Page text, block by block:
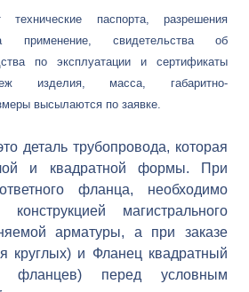
паспорта, разрешения
применение, свидетельства об
по эксплуатации и сертификаты
изделия, масса, габаритно-
высылаются по заявке.
деталь трубопровода, которая
и квадратной формы. При
фланца, необходимо
конструкцией магистрального
арматуры, а при заказе
круглых) и Фланец квадратный
фланцев) перед условным